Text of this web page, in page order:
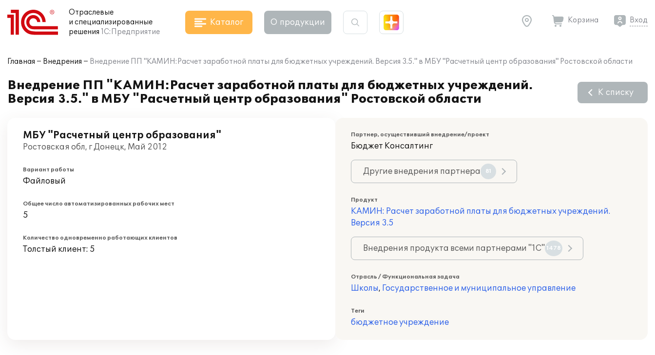
Отраслевые
и специализированные
решения 1С:Предприятие
Каталог О продукции Корзина Вход
Главная Внедрения Внедрение ПП "КАМИН:Расчет заработной платы для бюджетных учреждений. Версия 3.5." в МБУ "Расчетный центр образования" Ростовской области
Внедрение ПП "КАМИН:Расчет заработной платы для бюджетных учреждений.
Версия 3.5." в МБУ "Расчетный центр образования" Ростовской области
К списку
МБУ "Расчетный центр образования"
Ростовская обл, г Донецк, Май 2012
Вариант работы
Файловый
Общее число автоматизированных рабочих мест
5
Количество одновременно работающих клиентов
Толстый клиент: 5
Партнер, осуществивший внедрение/проект
Бюджет Консалтинг
Другие внедрения партнера 81
Продукт
КАМИН: Расчет заработной платы для бюджетных учреждений.
Версия 3.5
Внедрения продукта всеми партнерами "1С" 1478
Отрасль / Функциональная задача
Школы, Государственное и муниципальное управление
Теги
бюджетное учреждение